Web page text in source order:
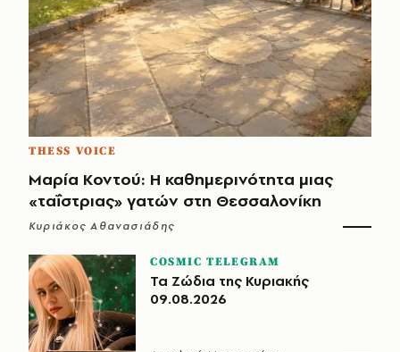
THESS VOICE
Μαρία Κοντού: Η καθημερινότητα μιας
«ταΐστριας» γατών στη Θεσσαλονίκη
Κυριάκος Αθανασιάδης
COSMIC TELEGRAM
Τα Ζώδια της Κυριακής
09.08.2026